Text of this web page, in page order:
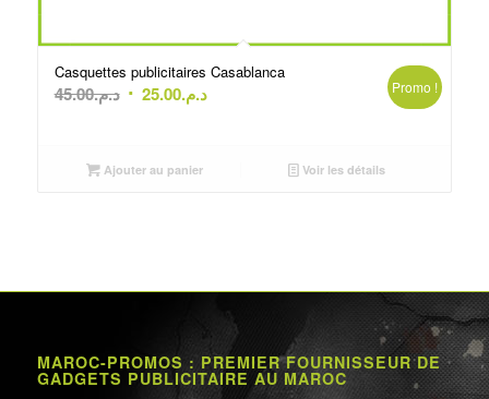
Casquettes publicitaires Casablanca
د.م.45.00
Le
était :
د.م.25.00
Le
Promo !
Ajouter au panier Voir les détails
MAROC-PROMOS : PREMIER FOURNISSEUR DE
GADGETS PUBLICITAIRE AU MAROC